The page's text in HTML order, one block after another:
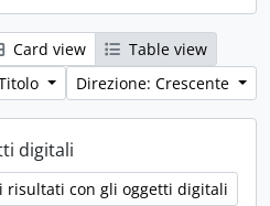
Card view
Table view
Direzione: Crescente
digitali
risultati con gli oggetti digitali